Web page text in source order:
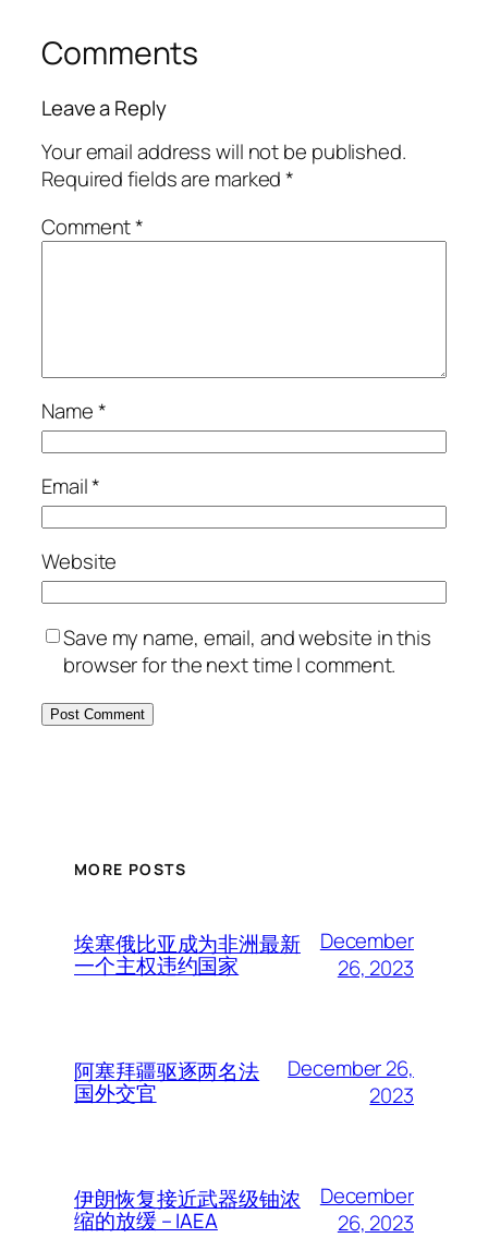
Comments
Leave a Reply
Your email address will not be published.
Required fields are marked*
Comment*
Name*
Email*
Website
Save my name, email, and website in this
browser for the next time I comment.
MORE POSTS
埃塞俄比亚成为非洲最新
一个主权违约国家
December
26, 2023
阿塞拜疆驱逐两名法
国外交官
December 26,
2023
伊朗恢复接近武器级铀浓
缩的放缓 – IAEA
December
26, 2023